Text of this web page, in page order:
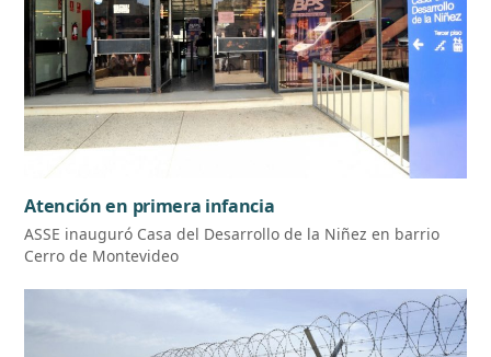
Atención en primera infancia
ASSE inauguró Casa del Desarrollo de la Niñez en barrio
Cerro de Montevideo